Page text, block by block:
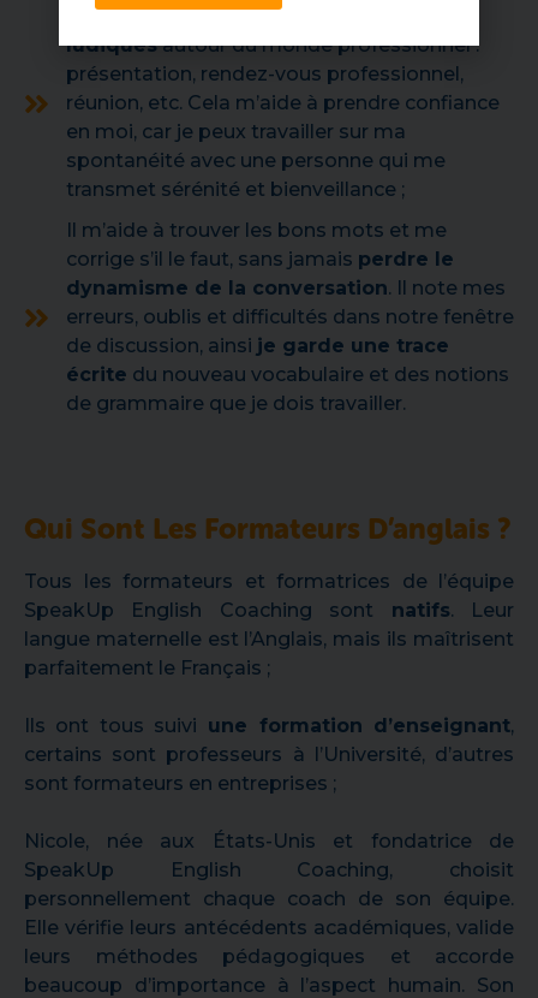
Mon coach créedes mises en situation
ludiquesautour du monde professionnel :
présentation, rendez-vous professionnel,
réunion, etc. Cela m’aide à prendre confiance
en moi, car je peux travailler sur ma
spontanéité avec une personne qui me
transmet sérénité et bienveillance ;
Il m’aide à trouver les bons mots et me
corrige s’il le faut, sans jamais perdre le
dynamisme de la conversation. Il note mes
erreurs, oublis et difficultés dans notre fenêtre
de discussion, ainsi je garde une trace
écrite du nouveau vocabulaire et des notions
de grammaire que je dois travailler.
Qui Sont Les Formateurs D’anglais ?
Tous les formateurs et formatrices de l’équipe
SpeakUp English Coaching sont natifs. Leur
langue maternelle est l’Anglais, mais ils maîtrisent
parfaitement le Français ;
Ils ont tous suivi une formation d’enseignant,
certains sont professeurs à l’Université, d’autres
sont formateurs en entreprises ;
Nicole, née aux États-Unis et fondatrice de
SpeakUp English Coaching, choisit
personnellement chaque coach de son équipe.
Elle vérifie leurs antécédents académiques, valide
leurs méthodes pédagogiques et accorde
beaucoup d’importance à l’aspect humain. Son